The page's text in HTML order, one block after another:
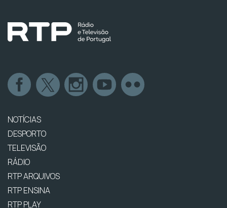
NOTÍCIAS
DESPORTO
TELEVISÃO
RÁDIO
RTP ARQUIVOS
RTP ENSINA
RTP PLAY